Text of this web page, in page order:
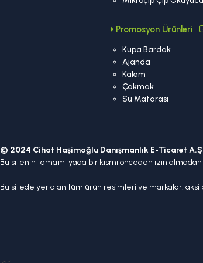
Promosyon Ürünleri
Kupa Bardak
Ajanda
Kalem
Çakmak
Su Matarası
© 2024 Cihat Haşimoğlu Danışmanlık E-Ticaret
Bu sitenin tamamı yada bir kısmı önceden izin almadan
Bu sitede yer alan tüm ürün resimleri ve markalar, aksi